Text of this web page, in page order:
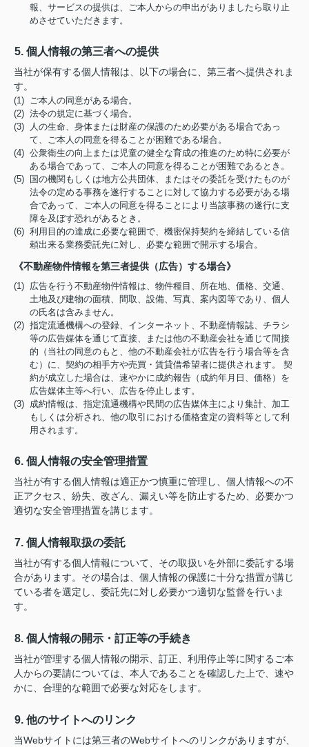
報、サービスの提供は、ご本人からの申出がありましたら取り止
めさせていただきます。
5. 個人情報の第三者への提供
当社が保有する個人情報は、以下の場合に、第三者へ提供されま
す。
(1) ご本人の同意がある場合。
(2) 法令の規定に基づく場合。
(3) 人の生命、身体または財産の保護のため必要がある場合であっ
て、ご本人の同意を得ることが困難である場合。
(4) 公衆衛生の向上または児童の健全な育成の推進のため特に必要が
ある場合であって、ご本人の同意を得ることが困難であるとき。
(5) 国の機関もしくは地方公共団体、またはその委託を受けたものが
法令の定める事務を遂行することに対して協力する必要がある場
合であって、ご本人の同意を得ることにより当該事務の遂行に支
障を及ぼす恐れがあるとき。
(6) 利用目的の達成に必要な範囲で、機密保持契約を締結している信
頼出来る業務委託先に対し、必要な範囲で開示する場合。
《不動産物件情報を第三者提供（広告）する場合》
(1) 広告を行う不動産物件情報は、物件種目、所在地、価格、交通、
土地及び建物の面積、間取、設備、写真、案内図等であり、個人
の氏名は含みません。
(2) 指定流通機構への登録、インターネット、不動産情報誌、チラシ
等の広告媒体を通じて直接、または他の不動産会社を通じて間接
的（当社の同意のもと、他の不動産会社が広告を行う場合等を含
む）に、契約の相手方や売買・賃貸借希望者に提供されます。 契
約が成立した場合は、速やかに成約報告（成約年月日、価格）を
広告媒体主等へ行い、広告を停止します。
(3) 成約情報は、指定流通機構や民間の広告媒体主により集計、加工
もしくは分析され、他の取引における価格査定の資料等として利
用されます。
6. 個人情報の安全管理措置
当社が有する個人情報は適正かつ慎重に管理し、個人情報への不
正アクセス、紛失、改ざん、漏えい等を防止するため、必要かつ
適切な安全管理措置を講じます。
7. 個人情報取扱の委託
当社が有する個人情報について、その取扱いを外部に委託する場
合があります。その場合は、個人情報の保護に十分な措置が講じ
ている者を選定し、委託先に対し必要かつ適切な監督を行いま
す。
8. 個人情報の開示・訂正等の手続き
当社が管理する個人情報の開示、訂正、利用停止等に関するご本
人からの要請については、本人であることを確認した上で、速や
かに、合理的な範囲で必要な対応をします。
9. 他のサイトへのリンク
当Webサイトには第三者のWebサイトへのリンクがありますが、